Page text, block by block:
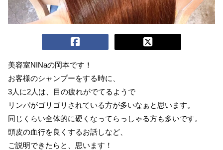
美容室NINaの岡本です！
お客様のシャンプーをする時に、
3人に2人は、目の疲れがでてるようで
リンパがゴリゴリされている方が多いなぁと思います。
同じくらい全体的に硬くなってらっしゃる方も多いです。
頭皮の血行を良くするお話しなど、
ご説明できたらと、思います！